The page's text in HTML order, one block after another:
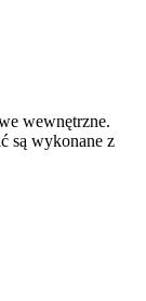
wewnętrzne.
są wykonane z